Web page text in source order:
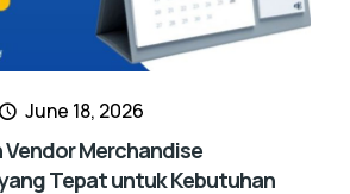
June 18, 2026
Vendor Merchandise
Tepat untuk Kebutuhan